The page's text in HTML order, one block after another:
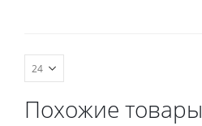
Похожие товары